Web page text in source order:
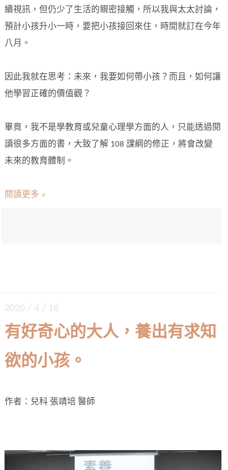
續視訊，但仍少了生活的親密接觸，所以我與太太討論，
預計小孩升小一時，要把小孩接回來住，時間就訂在今年
八月。
因此我就在思考：未來，我要如何帶小孩？而且，如何讓
他學習正確的價值觀？
畢竟，我不是學教育或兒童心理學方面的人，只能透過閱
讀很多方面的書，大致了解 108 課綱的修正，將會改變
未來的教育體制。
閱讀更多 »
2020 / 4 / 16
有好奇心的大人，養出有求知
欲的小孩。
作者：兒科 張靖培 醫師